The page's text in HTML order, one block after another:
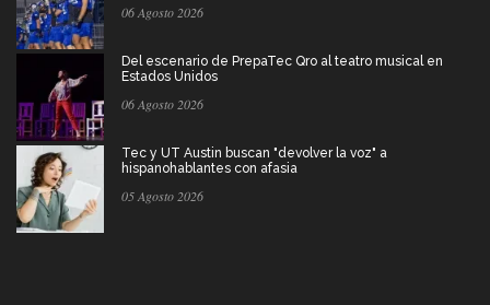
06 Agosto 2026
Del escenario de PrepaTec Qro al teatro musical en
Estados Unidos
06 Agosto 2026
Tec y UT Austin buscan "devolver la voz" a
hispanohablantes con afasia
05 Agosto 2026